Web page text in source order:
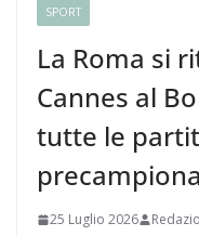
SPORT
La Roma si
Cannes al
tutte le
25 Luglio 2026